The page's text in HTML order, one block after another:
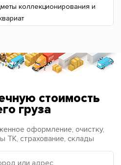
коллекционирования и
стоимость
груза
оформление, очистку,
ТК, страхование, склады